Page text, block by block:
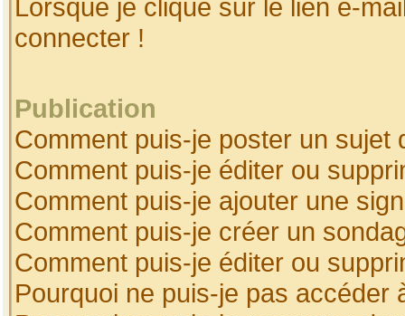
Lorsque je clique sur le lien e-
connecter !
Publication
Comment puis-je poster un sujet
Comment puis-je éditer ou
Comment puis-je ajouter une
Comment puis-je créer un
Comment puis-je éditer ou
Pourquoi ne puis-je pas accéder